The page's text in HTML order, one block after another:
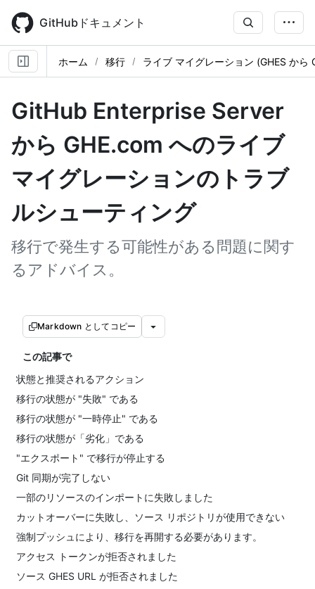
main
content
GitHubドキュメント
ホーム 移行 ライブ マイグレーション (GHES から
GitHub Enterprise Server
から GHE.com へのライブ
マイグレーションのトラブ
ルシューティング
移行で発生する可能性がある問題に関す
るアドバイス。
Markdown としてコピー
この記事で
状態と推奨されるアクション
移行の状態が "失敗" である
移行の状態が "一時停止" である
移行の状態が「劣化」である
"エクスポート" で移行が停止する
Git 同期が完了しない
一部のリソースのインポートに失敗しました
カットオーバーに失敗し、ソース リポジトリが使用できない
強制プッシュにより、移行を再開する必要があります。
アクセス トークンが拒否されました
ソース GHES URL が拒否されました